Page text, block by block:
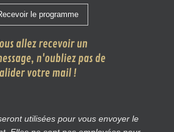
utilisées pour vous envoyer le